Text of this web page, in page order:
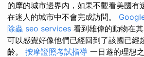
的摩的城市邊界內，如果不觀看美國有
在迷人的城市中不會完成訪問。
除蟲 seo services 看到雄偉的動物在
可以感覺好像他們已經回到了該國已經
齡。 按摩證照考試指導 一日遊的理想